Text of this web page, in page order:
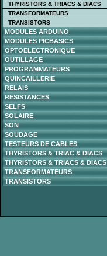
THYRISTORS & TRIACS & DIACS
TRANSFORMATEURS
TRANSISTORS
MODULES ARDUINO
MODULES PICBASICS
OPTOELECTRONIQUE
OUTILLAGE
PROGRAMMATEURS
QUINCAILLERIE
RELAIS
RESISTANCES
SELFS
SOLAIRE
SON
SOUDAGE
TESTEURS DE CABLES
THYRISTORS & TRIAC & DIACS
THYRISTORS & TRIACS & DIACS
TRANSFORMATEURS
TRANSISTORS